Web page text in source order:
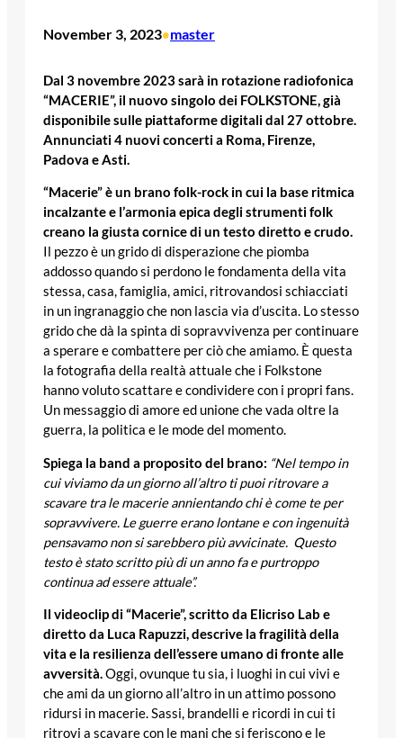
November 3, 2023•master
Dal 3 novembre 2023 sarà in rotazione radiofonica
“MACERIE”, il nuovo singolo dei FOLKSTONE, già
disponibile sulle piattaforme digitali dal 27 ottobre.
Annunciati 4 nuovi concerti a Roma, Firenze,
Padova e Asti.
“Macerie” è un brano folk-rock in cui la base ritmica
incalzante e l’armonia epica degli strumenti folk
creano la giusta cornice di un testo diretto e crudo.
Il pezzo è un grido di disperazione che piomba
addosso quando si perdono le fondamenta della vita
stessa, casa, famiglia, amici, ritrovandosi schiacciati
in un ingranaggio che non lascia via d’uscita. Lo stesso
grido che dà la spinta di sopravvivenza per continuare
a sperare e combattere per ciò che amiamo. È questa
la fotografia della realtà attuale che i Folkstone
hanno voluto scattare e condividere con i propri fans.
Un messaggio di amore ed unione che vada oltre la
guerra, la politica e le mode del momento.
Spiega la band a proposito del brano: “Nel tempo in
cui viviamo da un giorno all’altro ti puoi ritrovare a
scavare tra le macerie annientando chi è come te per
sopravvivere. Le guerre erano lontane e con ingenuità
pensavamo non si sarebbero più avvicinate. Questo
testo è stato scritto più di un anno fa e purtroppo
continua ad essere attuale”.
Il videoclip di “Macerie”, scritto da Elicriso Lab e
diretto da Luca Rapuzzi, descrive la fragilità della
vita e la resilienza dell’essere umano di fronte alle
avversità.Oggi, ovunque tu sia, i luoghi in cui vivi e
che ami da un giorno all’altro in un attimo possono
ridursi in macerie. Sassi, brandelli e ricordi in cui ti
ritrovi a scavare con le mani che si feriscono e le